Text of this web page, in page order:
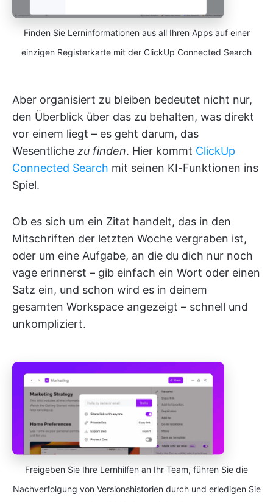
Finden Sie Lerninformationen aus all Ihren Apps auf einer
einzigen Registerkarte mit der ClickUp Connected Search
Aber organisiert zu bleiben bedeutet nicht nur,
den Überblick über das zu behalten, was direkt
vor einem liegt – es geht darum, das
Wesentliche zu finden. Hier kommt ClickUp
Connected Search mit seinen KI-Funktionen ins
Spiel.
Ob es sich um ein Zitat handelt, das in den
Mitschriften der letzten Woche vergraben ist,
oder um eine Aufgabe, an die du dich nur noch
vage erinnerst – gib einfach ein Wort oder einen
Satz ein, und schon wird es in deinem
gesamten Workspace angezeigt – schnell und
unkompliziert.
Freigeben Sie Ihre Lernhilfen an Ihr Team, führen Sie die
Nachverfolgung von Versionshistorien durch und erledigen Sie